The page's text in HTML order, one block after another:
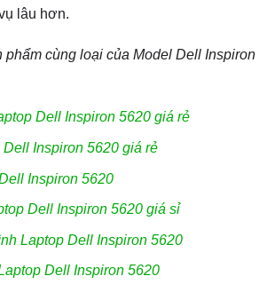
lâu hơn.
phẩm cùng loại của Model Dell Inspiron
Dell Inspiron 5620 giá rẻ
Dell Inspiron 5620 giá rẻ
Inspiron 5620
Dell Inspiron 5620 giá sỉ
Laptop Dell Inspiron 5620
Dell Inspiron 5620